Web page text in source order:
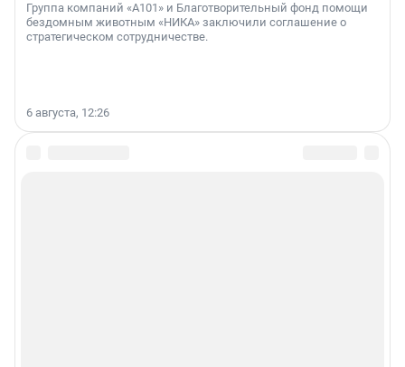
Группа компаний «А101» и Благотворительный фонд помощи
бездомным животным «НИКА» заключили соглашение о
стратегическом сотрудничестве.
6 августа, 12:26